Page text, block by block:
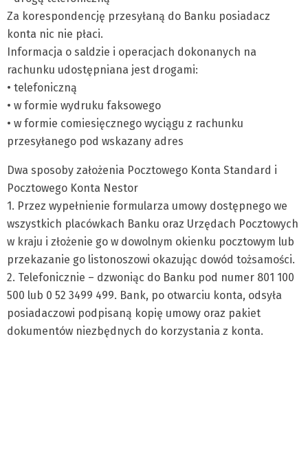
Za korespondencję przesyłaną do Banku posiadacz
konta nic nie płaci.
Informacja o saldzie i operacjach dokonanych na
rachunku udostępniana jest drogami:
• telefoniczną
• w formie wydruku faksowego
• w formie comiesięcznego wyciągu z rachunku
przesyłanego pod wskazany adres
Dwa sposoby założenia Pocztowego Konta Standard i
Pocztowego Konta Nestor
1. Przez wypełnienie formularza umowy dostępnego we
wszystkich placówkach Banku oraz Urzędach Pocztowych
w kraju i złożenie go w dowolnym okienku pocztowym lub
przekazanie go listonoszowi okazując dowód tożsamości.
2. Telefonicznie – dzwoniąc do Banku pod numer 801 100
500 lub 0 52 3499 499. Bank, po otwarciu konta, odsyła
posiadaczowi podpisaną kopię umowy oraz pakiet
dokumentów niezbędnych do korzystania z konta.